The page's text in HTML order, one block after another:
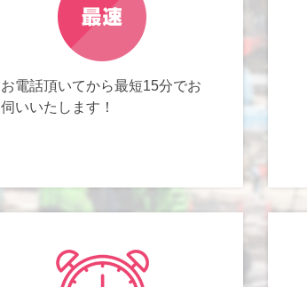
お電話頂いてから最短15分でお
伺いいたします！